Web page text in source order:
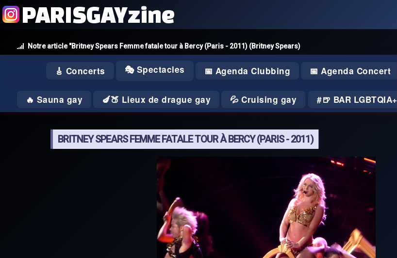
Notre article "Britney Spears Femme fatale tour à Bercy (Paris - 2011) (Britney Spears)
PARISGAYzine
🎸 Concerts 🎭 Spectacles 📅 Agenda Clubbing 📅 Agenda Concert
🔥 Sauna gay 🍆🍑 Lieux de drague gay 💦 Cruising gay 🍺 BAR LGBTQIA+
BRITNEY SPEARS FEMME FATALE TOUR À BERCY (PARIS - 2011)